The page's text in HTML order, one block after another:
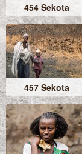
454 Sekota
457 Sekota